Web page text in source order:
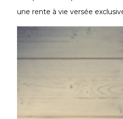
une rente à vie versée